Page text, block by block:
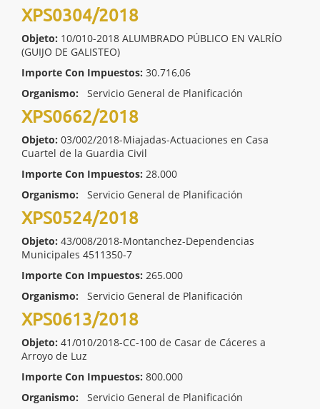
XPS0304/2018
Objeto: 10/010-2018 ALUMBRADO PÚBLICO EN VALRÍO
(GUIJO DE GALISTEO)
Importe Con Impuestos: 30.716,06
Organismo:
Servicio General de Planificación
XPS0662/2018
Objeto: 03/002/2018-Miajadas-Actuaciones en Casa
Cuartel de la Guardia Civil
Importe Con Impuestos: 28.000
Organismo:
Servicio General de Planificación
XPS0524/2018
Objeto: 43/008/2018-Montanchez-Dependencias
Municipales 4511350-7
Importe Con Impuestos: 265.000
Organismo:
Servicio General de Planificación
XPS0613/2018
Objeto: 41/010/2018-CC-100 de Casar de Cáceres a
Arroyo de Luz
Importe Con Impuestos: 800.000
Organismo:
Servicio General de Planificación